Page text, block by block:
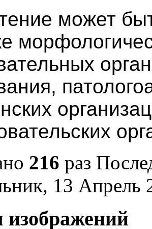
может
216 раз
13 Апрель
изображений